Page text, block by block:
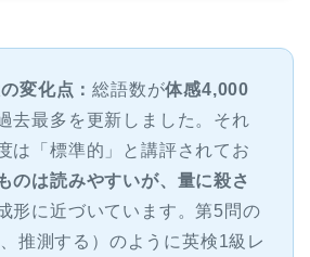
変化点：総語数が体感4,000
去最多を更新しました。それ
は「標準的」と講評されてお
のは読みやすいが、量に殺さ
形に近づいています。第5問の
推測する）のように英検1級レ